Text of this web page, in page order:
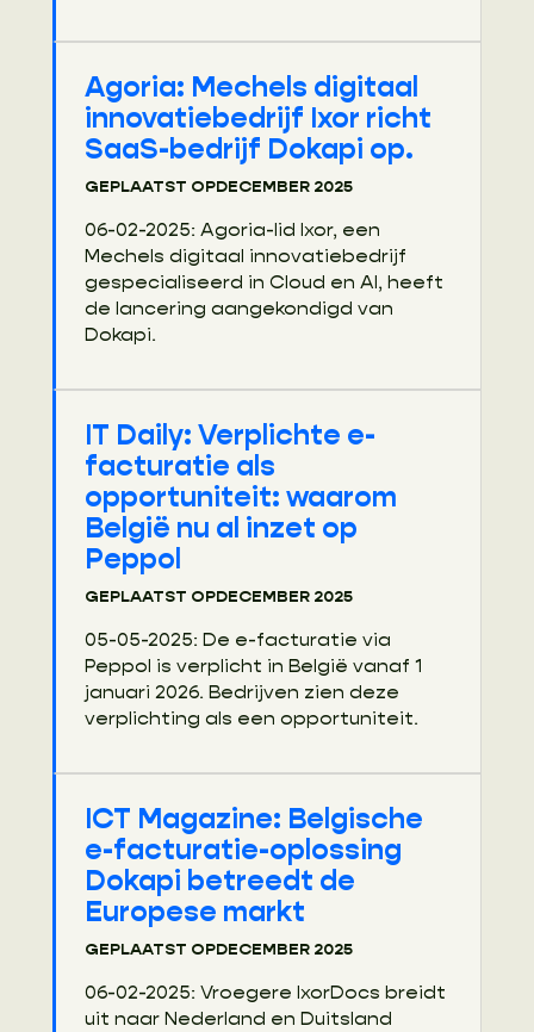
Agoria: Mechels digitaal
innovatiebedrijf Ixor richt
SaaS-bedrijf Dokapi op.
GEPLAATST OPDECEMBER 2025
06-02-2025: Agoria-lid Ixor, een
Mechels digitaal innovatiebedrijf
gespecialiseerd in Cloud en AI, heeft
de lancering aangekondigd van
Dokapi.
IT Daily: Verplichte e-
facturatie als
opportuniteit: waarom
België nu al inzet op
Peppol
GEPLAATST OPDECEMBER 2025
05-05-2025: De e-facturatie via
Peppol is verplicht in België vanaf 1
januari 2026. Bedrijven zien deze
verplichting als een opportuniteit.
ICT Magazine: Belgische
e-facturatie-oplossing
Dokapi betreedt de
Europese markt
GEPLAATST OPDECEMBER 2025
06-02-2025: Vroegere IxorDocs breidt
uit naar Nederland en Duitsland